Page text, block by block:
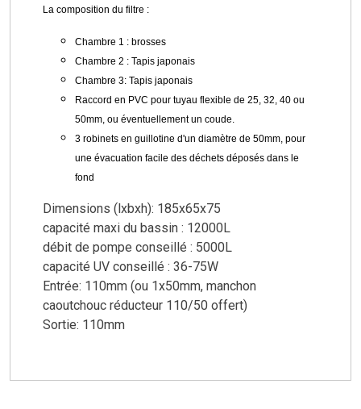
La composition du filtre :
Chambre 1 : brosses
Chambre 2 : Tapis japonais
Chambre 3: Tapis japonais
Raccord en PVC pour tuyau flexible de 25, 32, 40 ou
50mm, ou éventuellement un coude.
3 robinets en guillotine d'un diamètre de 50mm, pour
une évacuation facile des déchets déposés dans le
fond
Dimensions (lxbxh): 185x65x75
capacité maxi du bassin : 12000L
débit de pompe conseillé : 5000L
capacité UV conseillé : 36-75W
Entrée: 110mm (ou 1x50mm, manchon
caoutchouc réducteur 110/50 offert)
Sortie: 110mm